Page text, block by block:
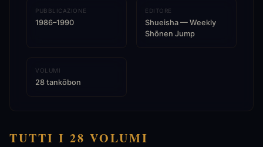
PUBBLICAZIONE
1986–1990
EDITORE
Shueisha — Weekly
Shōnen Jump
VOLUMI
28 tankōbon
TUTTI I 28 VOLUMI